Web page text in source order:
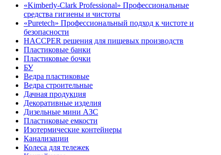
«Kimberly-Clark Professional» Профессиональные
средства гигиены и чистоты
«Puretech» Профессиональный подход к чистоте и
безопасности
HACCPER решения для пищевых производств
Пластиковые банки
Пластиковые бочки
БУ
Ведра пластиковые
Ведра строительные
Дачная продукция
Декоративные изделия
Дизельные мини АЗС
Пластиковые емкости
Изотермические контейнеры
Канализации
Колеса для тележек